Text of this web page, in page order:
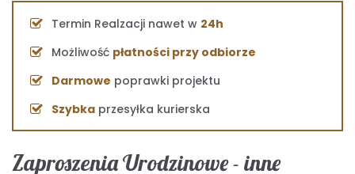
Zaproszenia Urodzinowe - inne
Termin Realzacji nawet w 24h
Możliwość płatności przy odbiorze
Darmowe poprawki projektu
Szybka przesyłka kurierska